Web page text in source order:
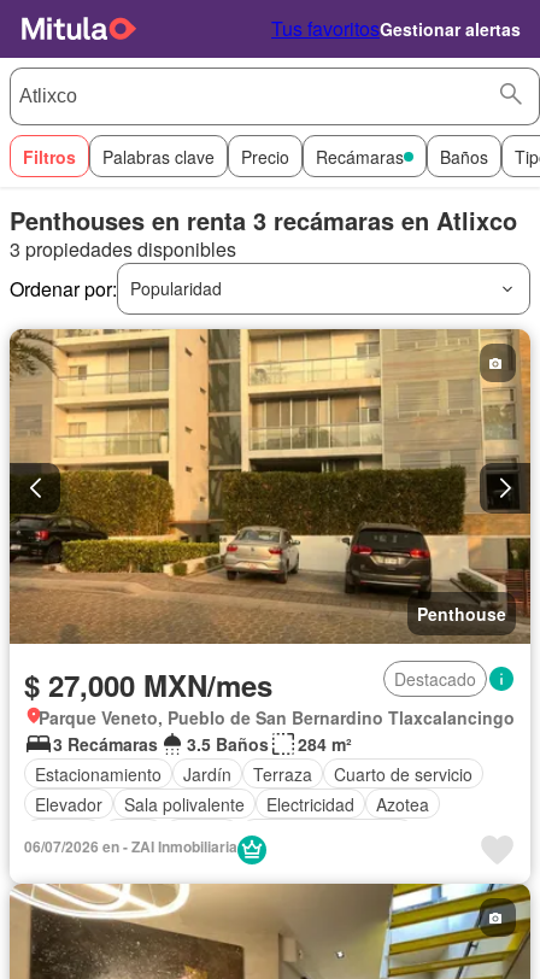
Tus favoritosGestionar alertas
Filtros Palabras clave Precio Recámaras Baños
Penthouses en renta 3 recámaras en Atlixco
3 propiedades disponibles
Ordenar por:
Popularidad
Penthouse
$ 27,000 MXN/mes
Destacado
Parque Veneto, Pueblo de San Bernardino Tlaxcalancingo
3 Recámaras
3.5 Baños
284 m²
Estacionamiento
Jardín Terraza
Cuarto de servicio
Elevador
Sala polivalente Electricidad
Azotea
Caseta de vigilancia
06/07/2026 en - ZAI Inmobiliaria